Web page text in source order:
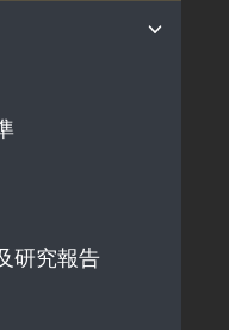
研究報告